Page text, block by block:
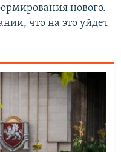
нового.
что на это уйдет